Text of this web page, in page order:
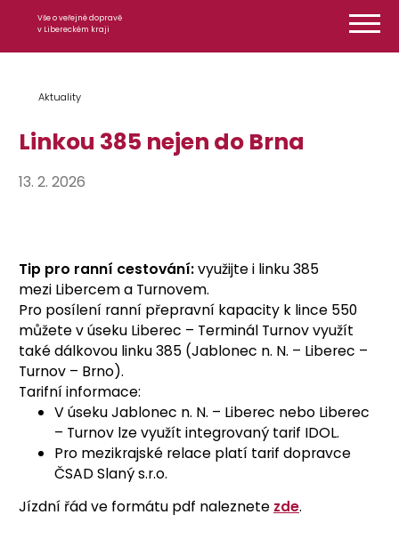
Vše o veřejné dopravě
v Libereckém kraji
Aktuality
Linkou 385 nejen do Brna
13. 2. 2026
Tip pro ranní cestování:využijte i linku 385
mezi Libercem a Turnovem.
Pro posílení ranní přepravní kapacity k lince 550
můžete v úseku Liberec – Terminál Turnov využít
také dálkovou linku 385 (Jablonec n. N. – Liberec –
Turnov – Brno).
Tarifní informace:
V úseku Jablonec n. N. – Liberec nebo Liberec
– Turnov lze využít integrovaný tarif IDOL.
Pro mezikrajské relace platí tarif dopravce
ČSAD Slaný s.r.o.
Jízdní řád ve formátu pdf naleznete zde.